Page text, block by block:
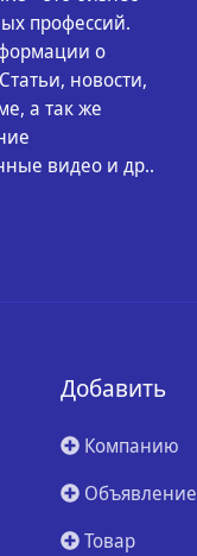
профессий.
о
новости,
а так же
видео и др..
Добавить
Компанию
Объявление
Товар